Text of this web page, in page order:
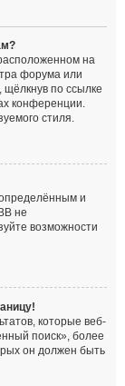
на
форума или
по ссылке
конференции.
стиля.
и
не
возможности
которые веб-
поиск», более
он должен быть